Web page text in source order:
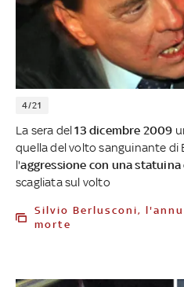
4/21
La sera del13 dicembre 2009
quella del volto sanguinante di
l'aggressione con una statuina
scagliata sul volto
Silvio Berlusconi, l'annuncio e le reazioni alla
morte